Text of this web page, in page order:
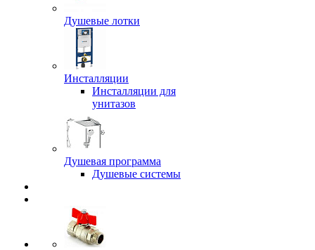
Душевые лотки
Инсталляции
Инсталляции для
унитазов
Душевая программа
Душевые системы